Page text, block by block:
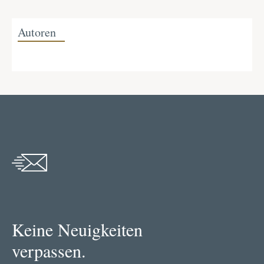
Autoren
Keine Neuigkeiten
verpassen.